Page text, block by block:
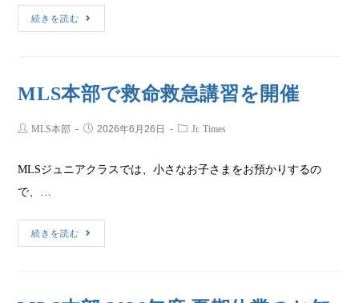
続きを読む
MLS本部で救命救急講習を開催
MLS本部 2026年6月26日 Jr. Times
MLSジュニアクラスでは、小さなお子さまをお預かりするの
で、…
続きを読む